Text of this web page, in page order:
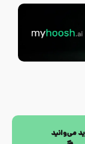
می‌وانید